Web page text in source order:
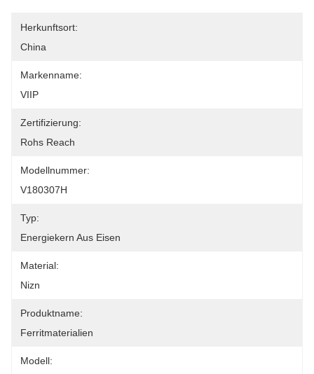
Herkunftsort:
China
Markenname:
VIIP
Zertifizierung:
Rohs Reach
Modellnummer:
V180307H
Typ:
Energiekern Aus Eisen
Material:
Nizn
Produktname:
Ferritmaterialien
Modell: